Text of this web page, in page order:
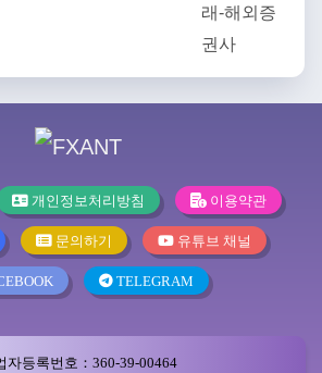
개인정보처리방침 이용약관
문의하기 유튜브 채널
TELEGRAM
자등록번호：360-39-00464